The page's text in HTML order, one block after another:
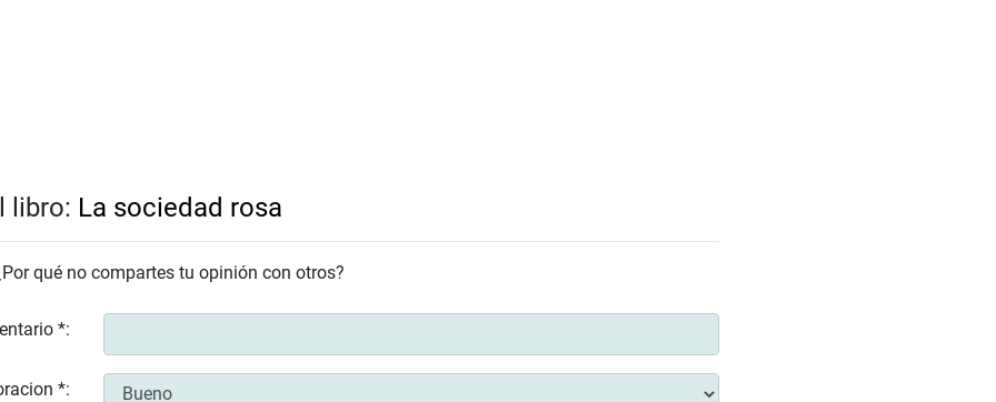
libro: La sociedad rosa
qué no compartes tu opinión con otros?
*:
*: